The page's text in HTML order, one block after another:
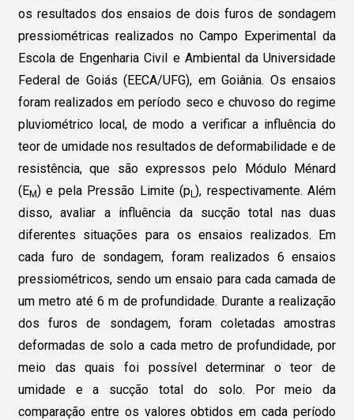
os resultados dos ensaios de dois furos de sondagem
pressiométricas realizados no Campo Experimental da
Escola de Engenharia Civil e Ambiental da Universidade
Federal de Goiás (EECA/UFG), em Goiânia. Os ensaios
foram realizados em período seco e chuvoso do regime
pluviométrico local, de modo a verificar a influência do
teor de umidade nos resultados de deformabilidade e de
resistência, que são expressos pelo Módulo Ménard
(EM) e pela Pressão Limite (pL ), respectivamente. Além
disso, avaliar a influência da sucção total nas duas
diferentes situações para os ensaios realizados. Em
cada furo de sondagem, foram realizados 6 ensaios
pressiométricos, sendo um ensaio para cada camada de
um metro até 6 m de profundidade. Durante a realização
dos furos de sondagem, foram coletadas amostras
deformadas de solo a cada metro de profundidade, por
meio das quais foi possível determinar o teor de
umidade e a sucção total do solo. Por meio da
comparação entre os valores obtidos em cada período